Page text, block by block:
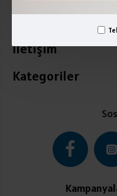
İletişim
Kategoriler